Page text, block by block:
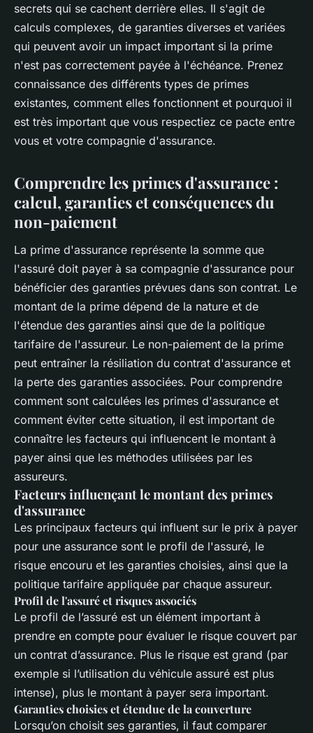
secrets qui se cachent derrière elles. Il s'agit de
calculs complexes, de garanties diverses et variées
qui peuvent avoir un impact important si la prime
n'est pas correctement payée à l'échéance. Prenez
connaissance des différents types de primes
existantes, comment elles fonctionnent et pourquoi il
est très important que vous respectiez ce pacte entre
vous et votre compagnie d'assurance.
Comprendre les primes d'assurance :
calcul, garanties et conséquences du
non-paiement
La prime d'assurance représente la somme que
l'assuré doit payer à sa compagnie d'assurance pour
bénéficier des garanties prévues dans son contrat. Le
montant de la prime dépend de la nature et de
l'étendue des garanties ainsi que de la politique
tarifaire de l'assureur. Le non-paiement de la prime
peut entraîner la résiliation du contrat d'assurance et
la perte des garanties associées. Pour comprendre
comment sont calculées les primes d'assurance et
comment éviter cette situation, il est important de
connaître les facteurs qui influencent le montant à
payer ainsi que les méthodes utilisées par les
assureurs.
Facteurs influençant le montant des primes
d'assurance
Les principaux facteurs qui influent sur le prix à payer
pour une assurance sont le profil de l'assuré, le
risque encouru et les garanties choisies, ainsi que la
politique tarifaire appliquée par chaque assureur.
Profil de l'assuré et risques associés
Le profil de l’assuré est un élément important à
prendre en compte pour évaluer le risque couvert par
un contrat d’assurance. Plus le risque est grand (par
exemple si l’utilisation du véhicule assuré est plus
intense), plus le montant à payer sera important.
Garanties choisies et étendue de la couverture
Lorsqu’on choisit ses garanties, il faut comparer